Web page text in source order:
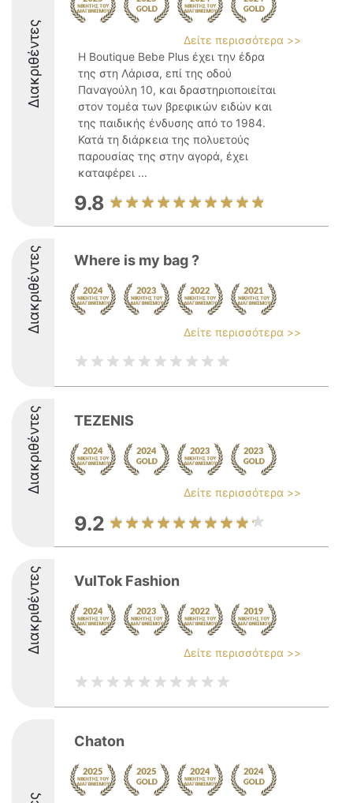
Διακριθέντες
Δείτε περισσότερα >>
Η Boutique Bebe Plus έχει την έδρα
της στη Λάρισα, επί της οδού
Παναγούλη 10, και δραστηριοποιείται
στον τομέα των βρεφικών ειδών και
της παιδικής ένδυσης από το 1984.
Κατά τη διάρκεια της πολυετούς
παρουσίας της στην αγορά, έχει
καταφέρει ...
9.8
Διακριθέντες Where is my bag ?
Δείτε περισσότερα >>
Διακριθέντες TEZENIS
Δείτε περισσότερα >>
9.2
Διακριθέντες VulTok Fashion
Δείτε περισσότερα >>
Chaton